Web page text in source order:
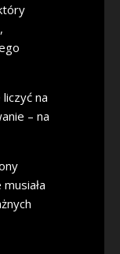
na
– na